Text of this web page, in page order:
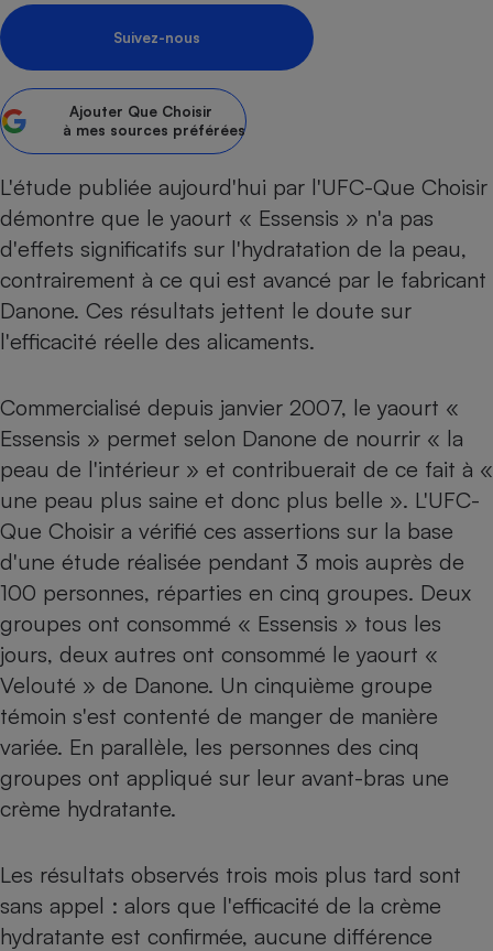
Suivez-nous
Ajouter Que Choisir
à mes sources préférées
L'étude publiée aujourd'hui par l'UFC-Que Choisir
démontre que le yaourt « Essensis » n'a pas
d'effets significatifs sur l'hydratation de la peau,
contrairement à ce qui est avancé par le fabricant
Danone. Ces résultats jettent le doute sur
l'efficacité réelle des alicaments.
Commercialisé depuis janvier 2007, le yaourt «
Essensis » permet selon Danone de nourrir « la
peau de l'intérieur » et contribuerait de ce fait à «
une peau plus saine et donc plus belle ». L'UFC-
Que Choisir a vérifié ces assertions sur la base
d'une étude réalisée pendant 3 mois auprès de
100 personnes, réparties en cinq groupes. Deux
groupes ont consommé « Essensis » tous les
jours, deux autres ont consommé le yaourt «
Velouté » de Danone. Un cinquième groupe
témoin s'est contenté de manger de manière
variée. En parallèle, les personnes des cinq
groupes ont appliqué sur leur avant-bras une
crème hydratante.
Les résultats observés trois mois plus tard sont
sans appel : alors que l'efficacité de la crème
hydratante est confirmée, aucune différence
Sécurité - Hygiène
Supermarché - Drive
Complément
alimentaire
Assurance
Banque - Crédit
Assurance emprunteur
Banque
Circulation routière
Contrôle technique -
Comparateur auto
Comparatif hotte
Comparatif climatiseur
Comparatif aspirateur
Comparatif aspirateur
Comparatif cafetière
Comparatif centrale
Gros électroménager
Petit électroménager -
Électricité - Gaz
Comparatif imprimante
Comparatif ordinateur
Comparatif ultrabook
Comparatif tablette
Informatique
Internet
Téléphonie
Téléviseur
Crédit immobilier
Comparatif radiateur
Aménagement
Bricolage - Jardinage
Chauffage
Sécurité domestique
Matelas
Radiateur électrique
Hygiène - Beauté
Maladie - Médecine -
Système de santé -
Mutuelle
Choisir son fioul
Choisir son pellet
Comparateur assurance emprunteur
Energie Moins Chère Ensemble
Tous les comparateurs
Toutes les cartes interactives